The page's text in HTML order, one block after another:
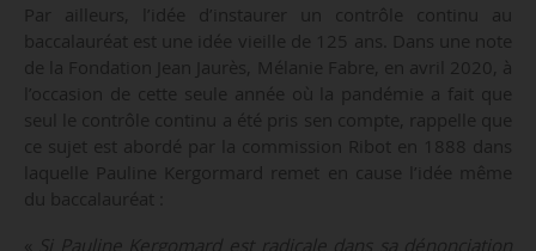
Par ailleurs, l’idée d’instaurer un contrôle continu au
baccalauréat est une idée vieille de 125 ans. Dans une note
de la Fondation Jean Jaurès, Mélanie Fabre, en avril 2020, à
l’occasion de cette seule année où la pandémie a fait que
seul le contrôle continu a été pris sen compte, rappelle que
ce sujet est abordé par la commission Ribot en 1888 dans
laquelle Pauline Kergormard remet en cause l’idée même
du baccalauréat :
Si Pauline Kergomard est radicale dans sa dénonciation